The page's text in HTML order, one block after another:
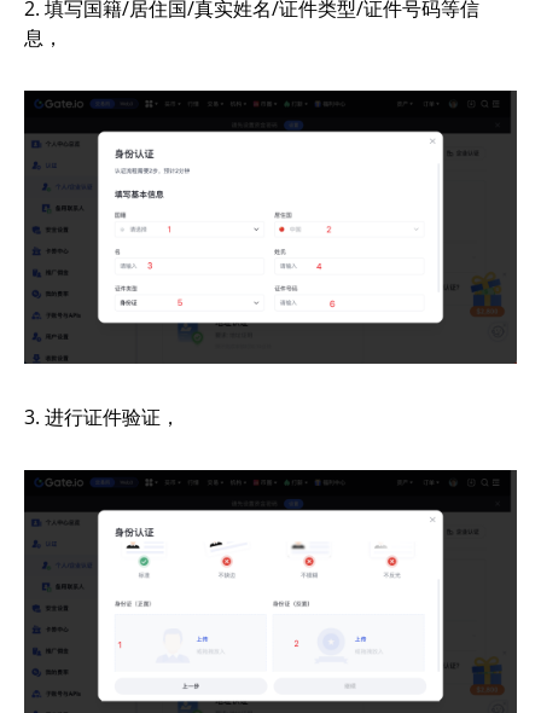
2. 填写国籍/居住国/真实姓名/证件类型/证件号码等信
息，
3. 进行证件验证，